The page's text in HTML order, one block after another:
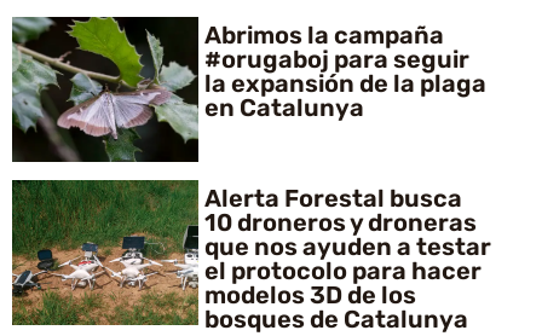
Abrimos la campaña
#orugaboj para seguir
la expansión de la plaga
en Catalunya
Alerta Forestal busca
10 droneros y droneras
que nos ayuden a testar
el protocolo para hacer
modelos 3D de los
bosques de Catalunya